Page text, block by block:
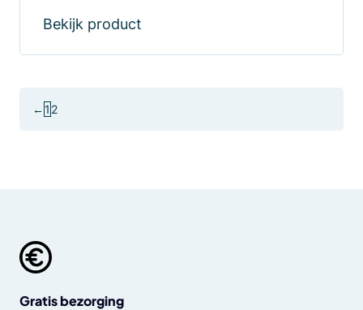
Bekijk product
← 1 2
Gratis bezorging